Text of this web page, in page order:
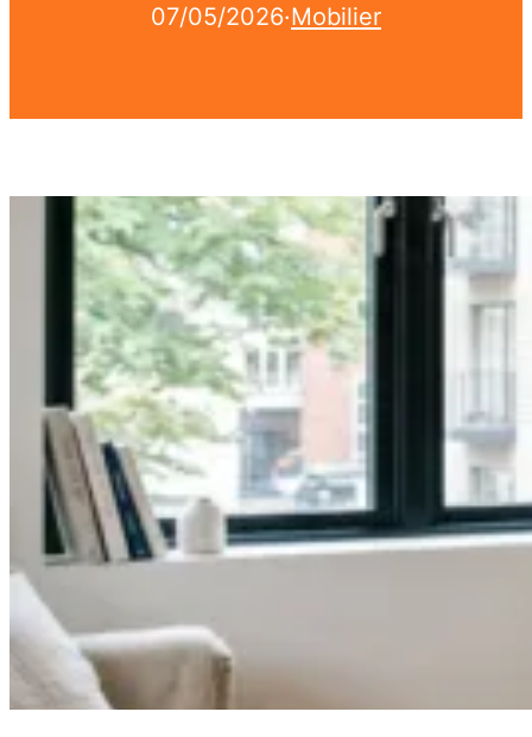
07/05/2026·Mobilier